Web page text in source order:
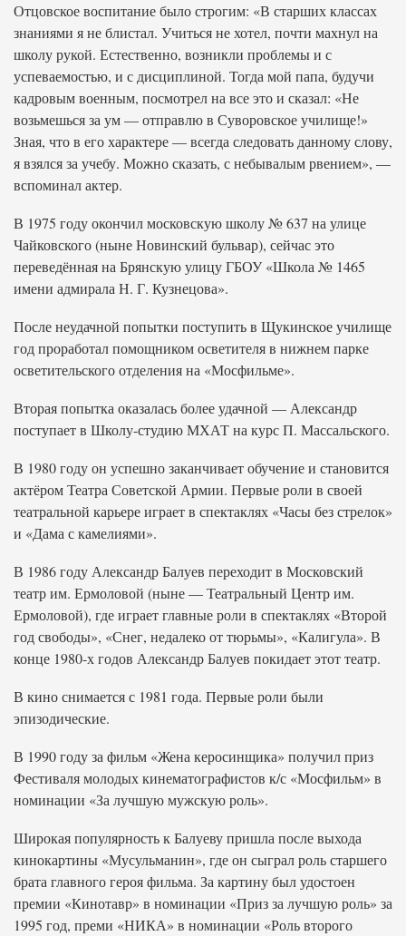
Отцовское воспитание было строгим: «В старших классах
знаниями я не блистал. Учиться не хотел, почти махнул на
школу рукой. Естественно, возникли проблемы и с
успеваемостью, и с дисциплиной. Тогда мой папа, будучи
кадровым военным, посмотрел на все это и сказал: «Не
возьмешься за ум — отправлю в Суворовское училище!»
Зная, что в его характере — всегда следовать данному слову,
я взялся за учебу. Можно сказать, с небывалым рвением», —
вспоминал актер.
В 1975 году окончил московскую школу № 637 на улице
Чайковского (ныне Новинский бульвар), сейчас это
переведённая на Брянскую улицу ГБОУ «Школа № 1465
имени адмирала Н. Г. Кузнецова».
После неудачной попытки поступить в Щукинское училище
год проработал помощником осветителя в нижнем парке
осветительского отделения на «Мосфильме».
Вторая попытка оказалась более удачной — Александр
поступает в Школу-студию МХАТ на курс П. Массальского.
В 1980 году он успешно заканчивает обучение и становится
актёром Театра Советской Армии. Первые роли в своей
театральной карьере играет в спектаклях «Часы без стрелок»
и «Дама с камелиями».
В 1986 году Александр Балуев переходит в Московский
театр им. Ермоловой (ныне — Театральный Центр им.
Ермоловой), где играет главные роли в спектаклях «Второй
год свободы», «Снег, недалеко от тюрьмы», «Калигула». В
конце 1980-х годов Александр Балуев покидает этот театр.
В кино снимается с 1981 года. Первые роли были
эпизодические.
В 1990 году за фильм «Жена керосинщика» получил приз
Фестиваля молодых кинематографистов к/с «Мосфильм» в
номинации «За лучшую мужскую роль».
Широкая популярность к Балуеву пришла после выхода
кинокартины «Мусульманин», где он сыграл роль старшего
брата главного героя фильма. За картину был удостоен
премии «Кинотавр» в номинации «Приз за лучшую роль» за
1995 год, преми «НИКА» в номинации «Роль второго